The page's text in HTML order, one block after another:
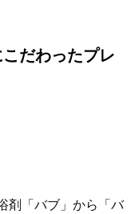
だわったプレ
剤「バブ」から「バ